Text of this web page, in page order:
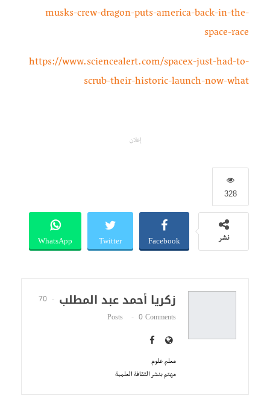
musks-crew-dragon-puts-america-back-in-the-
space-race
https://www.sciencealert.com/spacex-just-had-to-
scrub-their-historic-launch-now-what
إعلان
328
نشر Facebook
Twitter
WhatsApp
زكريا أحمد عبد المطلب
70
Posts
0 Comments
معلم علوم
مهتم بنشر الثقافة العلمية